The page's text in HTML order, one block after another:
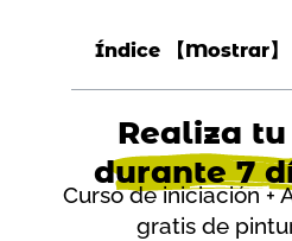
Índice 【Mostrar】
Realiza
durante 7
Curso de iniciación +
gratis de